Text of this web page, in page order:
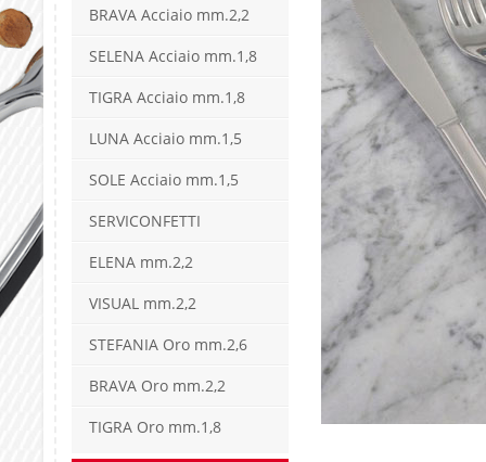
BRAVA Acciaio mm.2,2
SELENA Acciaio mm.1,8
TIGRA Acciaio mm.1,8
LUNA Acciaio mm.1,5
SOLE Acciaio mm.1,5
SERVICONFETTI
ELENA mm.2,2
VISUAL mm.2,2
STEFANIA Oro mm.2,6
BRAVA Oro mm.2,2
TIGRA Oro mm.1,8